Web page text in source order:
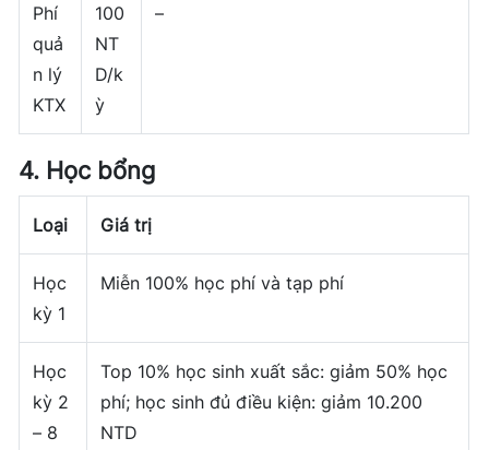
Phí
quả
n lý
KTX
100
NT
D/k
ỳ
–
4. Học bổng
Loại Giá trị
Học
kỳ 1
Miễn 100% học phí và tạp phí
Học
kỳ 2
– 8
Top 10% học sinh xuất sắc: giảm 50% học
phí; học sinh đủ điều kiện: giảm 10.200
NTD